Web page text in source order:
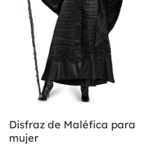
Disfraz de Maléfica para
mujer